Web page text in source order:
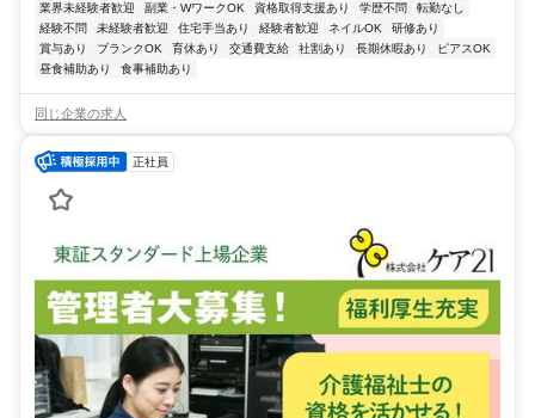
業界未経験者歓迎 副業・WワークOK 資格取得支援あり 学歴不問
転勤なし
経験不問
未経験者歓迎 住宅手当あり 経験者歓迎 ネイルOK
研修あり
賞与あり
ブランクOK 育休あり 交通費支給 社割あり 長期休暇あり
ピアスOK
昼食補助あり
食事補助あり
同じ企業の求人
正社員